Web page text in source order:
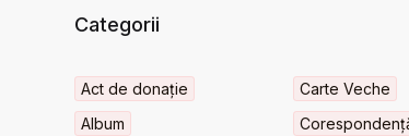
Categorii
Act de donație
Album
Carte Veche